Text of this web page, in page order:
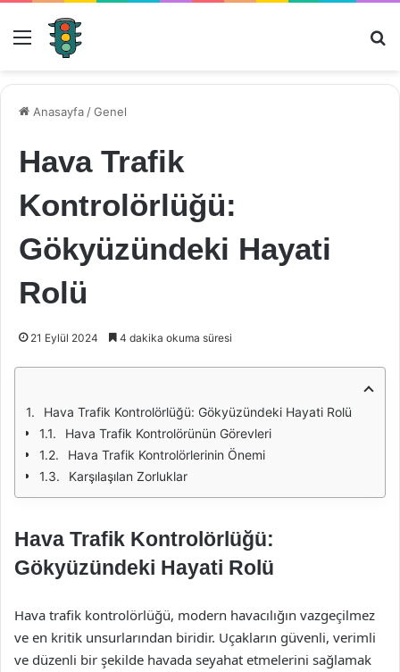
Menü
Anasayfa /Genel
Hava Trafik
Kontrolörlüğü:
Gökyüzündeki Hayati
Rolü
21 Eylül 2024 4 dakika okuma süresi
Hava Trafik Kontrolörlüğü: Gökyüzündeki Hayati Rolü
Hava Trafik Kontrolörünün Görevleri
Hava Trafik Kontrolörlerinin Önemi
Karşılaşılan Zorluklar
Hava Trafik Kontrolörlüğü:
Gökyüzündeki Hayati Rolü
Hava trafik kontrolörlüğü, modern havacılığın vazgeçilmez
ve en kritik unsurlarından biridir. Uçakların güvenli, verimli
ve düzenli bir şekilde havada seyahat etmelerini sağlamak